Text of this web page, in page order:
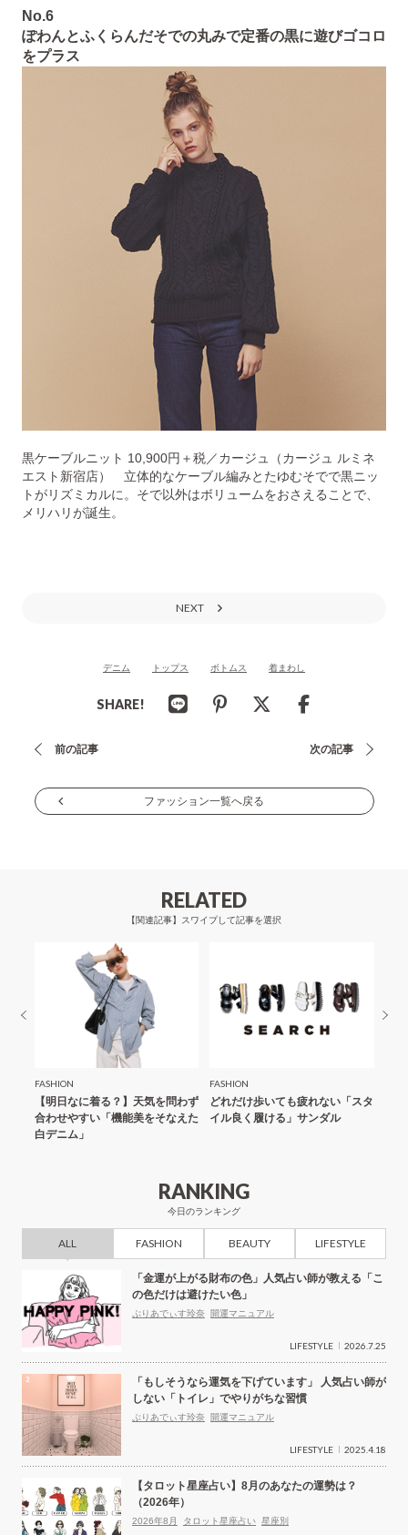
No.6
ぽわんとふくらんだそでの丸みで定番の黒に遊びゴコロ
をプラス
黒ケーブルニット 10,900円＋税／カージュ（カージュ ルミネ
エスト新宿店） 立体的なケーブル編みとたゆむそでで黒ニッ
トがリズミカルに。そで以外はボリュームをおさえることで、
メリハリが誕生。
NEXT
デニム トップス ボトムス 着まわし
SHARE!
投
ナ
前の記事 次の記事
ファッション一覧へ戻る
RELATED
【関連記事】スワイプして記事を選択
FASHION
【明日なに着る？】天気を問わず
合わせやすい「機能美をそなえた
白デニム」
FASHION
どれだけ歩いても疲れない「スタ
イル良く履ける」サンダル
RANKING
今日のランキング
ALL FASHION BEAUTY LIFESTYLE
「金運が上がる財布の色」人気占い師が教える「こ
の色だけは避けたい色」
ぷりあでぃす玲奈 開運マニュアル
LIFESTYLE 2026.7.25
「もしそうなら運気を下げています」 人気占い師が
しない「トイレ」でやりがちな習慣
ぷりあでぃす玲奈 開運マニュアル
LIFESTYLE 2025.4.18
【タロット星座占い】8月のあなたの運勢は？
（2026年）
2026年8月 タロット星座占い 星座別